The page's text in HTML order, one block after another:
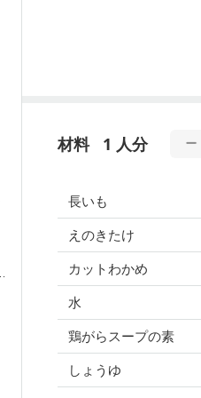
材料 1 人分
長いも
えのきたけ
カットわかめ
水
鶏がらスープの素
しょうゆ